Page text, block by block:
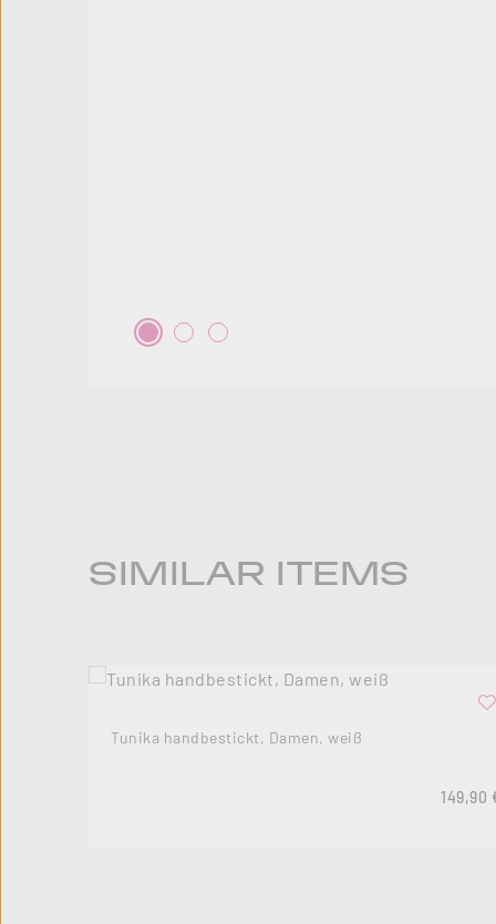
Produktgalerie überspringen
SIMILAR ITEMS
Tunika handbestickt, Damen, weiß
149,90